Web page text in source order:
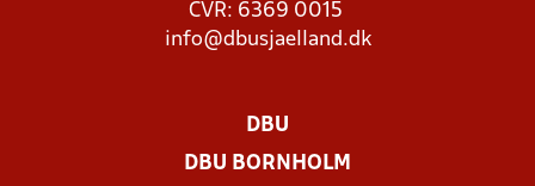
CVR: 6369 0015
info@dbusjaelland.dk
DBU
DBU BORNHOLM